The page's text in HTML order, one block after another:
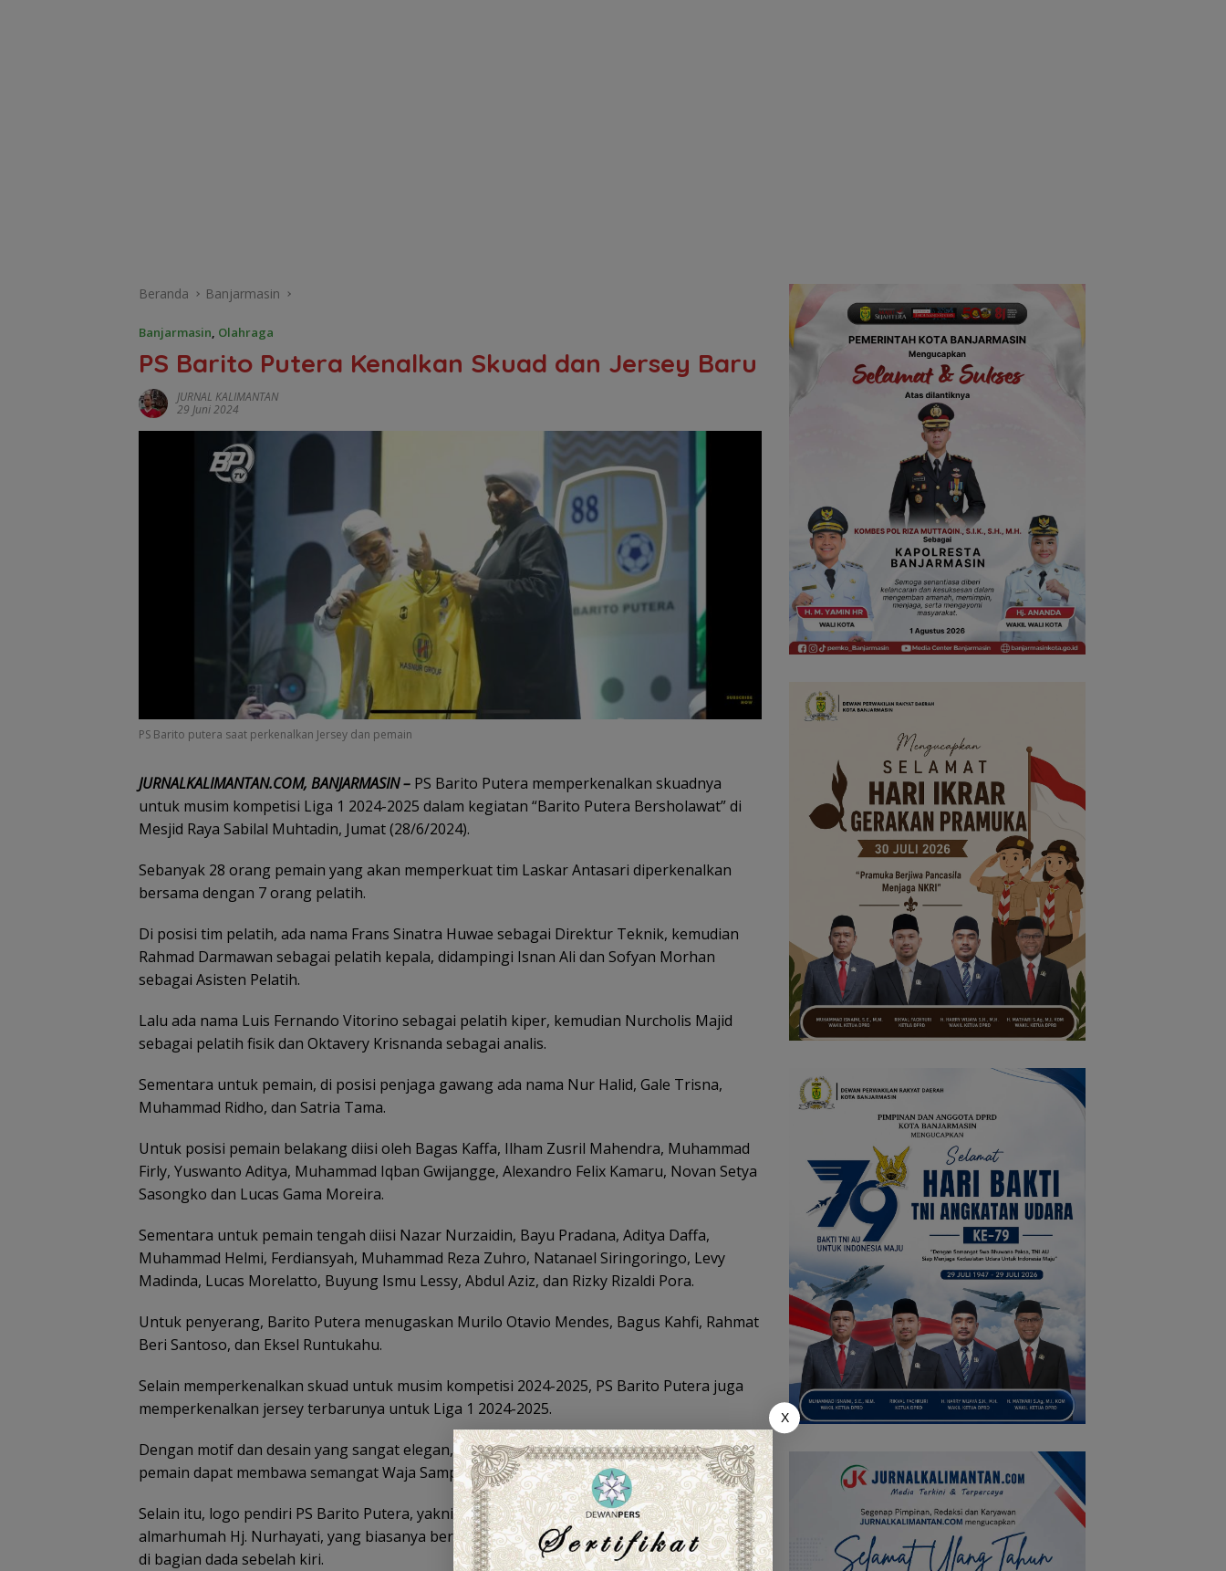
Beranda Banjarmasin
Banjarmasin, Olahraga
PS Barito Putera Kenalkan Skuad dan Jersey Baru
JURNAL KALIMANTAN
29 Juni 2024
PS Barito putera saat perkenalkan Jersey dan pemain
JURNALKALIMANTAN.COM, BANJARMASIN – PS Barito Putera memperkenalkan skuadnya
untuk musim kompetisi Liga 1 2024-2025 dalam kegiatan “Barito Putera Bersholawat” di
Mesjid Raya Sabilal Muhtadin, Jumat (28/6/2024).
Sebanyak 28 orang pemain yang akan memperkuat tim Laskar Antasari diperkenalkan
bersama dengan 7 orang pelatih.
Di posisi tim pelatih, ada nama Frans Sinatra Huwae sebagai Direktur Teknik, kemudian
Rahmad Darmawan sebagai pelatih kepala, didampingi Isnan Ali dan Sofyan Morhan
sebagai Asisten Pelatih.
Lalu ada nama Luis Fernando Vitorino sebagai pelatih kiper, kemudian Nurcholis Majid
sebagai pelatih fisik dan Oktavery Krisnanda sebagai analis.
Sementara untuk pemain, di posisi penjaga gawang ada nama Nur Halid, Gale Trisna,
Muhammad Ridho, dan Satria Tama.
Untuk posisi pemain belakang diisi oleh Bagas Kaffa, Ilham Zusril Mahendra, Muhammad
Firly, Yuswanto Aditya, Muhammad Iqban Gwijangge, Alexandro Felix Kamaru, Novan Setya
Sasongko dan Lucas Gama Moreira.
Sementara untuk pemain tengah diisi Nazar Nurzaidin, Bayu Pradana, Aditya Daffa,
Muhammad Helmi, Ferdiansyah, Muhammad Reza Zuhro, Natanael Siringoringo, Levy
Madinda, Lucas Morelatto, Buyung Ismu Lessy, Abdul Aziz, dan Rizky Rizaldi Pora.
Untuk penyerang, Barito Putera menugaskan Murilo Otavio Mendes, Bagus Kahfi, Rahmat
Beri Santoso, dan Eksel Runtukahu.
Selain memperkenalkan skuad untuk musim kompetisi 2024-2025, PS Barito Putera juga
memperkenalkan jersey terbarunya untuk Liga 1 2024-2025.
Dengan motif dan desain yang sangat elegan, jersey baru diharapkan membuat para
pemain dapat membawa semangat Waja Sampai Kaputing (WASAKA).
Selain itu, logo pendiri PS Barito Putera, yakni almarhum H. Abdussamad Sulaiman HB dan
almarhumah Hj. Nurhayati, yang biasanya berada di belakang jersey, sekarang diletakjan
di bagian dada sebelah kiri.
X